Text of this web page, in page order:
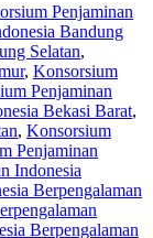
Penjaminan
Bandung
Selatan,
, Konsorsium
Penjaminan
Bekasi Barat,
, Konsorsium
Penjaminan
Indonesia
Berpengalaman
Berpengalaman